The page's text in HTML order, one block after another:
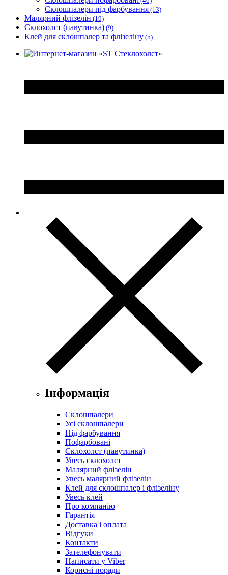
Склошпалери під фарбування (13)
Малярний флізелін (19)
Склохолст (павутинка) (9)
Клей для склошпалер та флізеліну (5)
Інформація
Склошпалери
Усі склошпалери
Під фарбування
Пофарбовані
Склохолст (павутинка)
Увесь склохолст
Малярний флізелін
Увесь малярний флізелін
Клей для склошпалер і флізеліну
Увесь клей
Про компанію
Гарантія
Доставка і оплата
Відгуки
Контакти
Зателефонувати
Написати у Viber
Корисні поради